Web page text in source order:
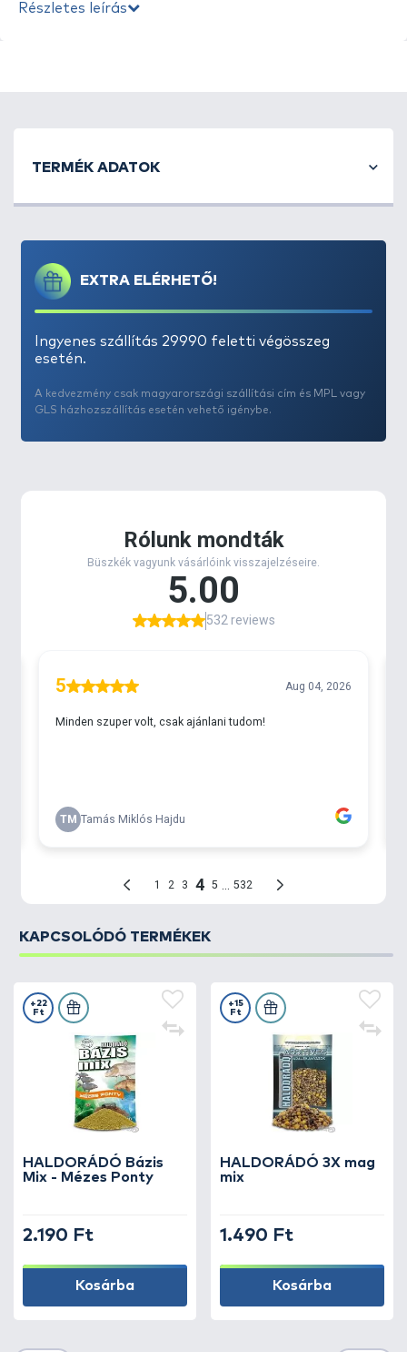
Részletes leírás
EXTRA ELÉRHETŐ!
Ingyenes szállítás 29990 feletti végösszeg
esetén.
A kedvezmény csak magyarországi szállítási cím és MPL vagy
GLS házhozszállítás esetén vehető igénybe.
TERMÉK ADATOK
KAPCSOLÓDÓ TERMÉKEK
HALDORÁDÓ Bázis
Mix - Mézes Ponty
+22
Ft
2.190 Ft
Kosárba
HALDORÁDÓ 3X mag
mix
+15
Ft
1.490 Ft
Kosárba